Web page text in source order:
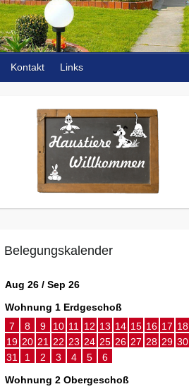
Kontakt Links
Belegungskalender
Aug 26 / Sep 26
Wohnung 1 Erdgeschoß
7
8 9 10 11 12 13 14 15 16 17 18
19 20 21 22 23 24 25 26 27 28 29 30
31
1 2 3 4 5
6
Wohnung 2 Obergeschoß